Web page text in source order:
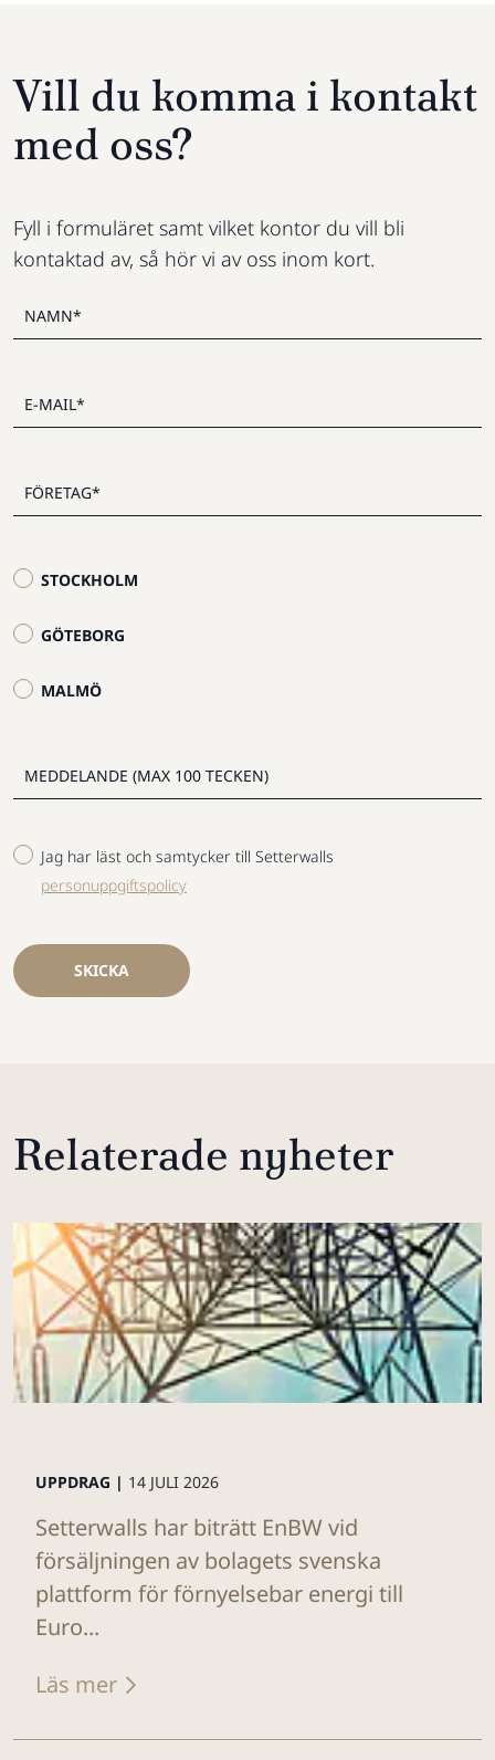
STOCKHOLM
GÖTEBORG
MALMÖ
Jag har läst och samtycker till Setterwalls
personuppgiftspolicy
SKICKA
Vill du komma i kontakt
med oss?
Fyll i formuläret samt vilket kontor du vill bli
kontaktad av, så hör vi av oss inom kort.
Relaterade nyheter
UPPDRAG | 14 JULI 2026
Setterwalls har biträtt EnBW vid
försäljningen av bolagets svenska
plattform för förnyelsebar energi till
Euro...
Läs mer